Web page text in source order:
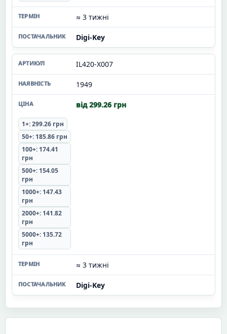
≈ 3 тижні
Digi-Key
IL420-X007
1949
від 299.26 грн
1+: 299.26 грн
50+: 185.86 грн
100+: 174.41
грн
500+: 154.05
грн
1000+: 147.43
грн
2000+: 141.82
грн
5000+: 135.72
грн
≈ 3 тижні
Digi-Key